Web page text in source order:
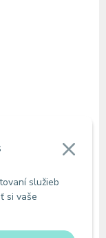
služieb
si vaše